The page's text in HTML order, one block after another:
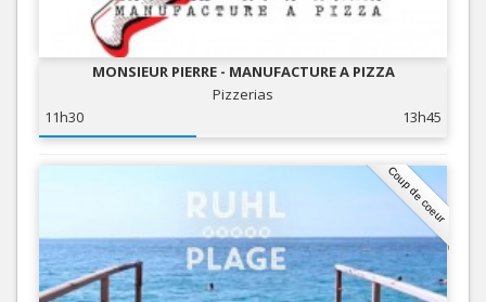
MONSIEUR PIERRE - MANUFACTURE A PIZZA
Pizzerias
11h30
13h45
Coup de coeur